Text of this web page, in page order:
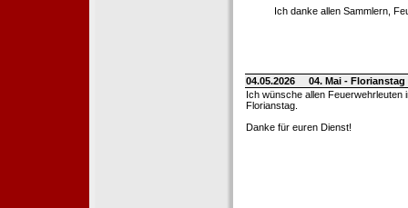
Ich danke allen Sammlern,
04.05.2026
04. Mai -
Ich wünsche allen Feuerwehrleuten
Florianstag.
Danke für euren Dienst!